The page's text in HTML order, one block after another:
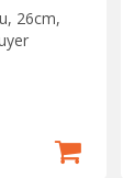
26cm,